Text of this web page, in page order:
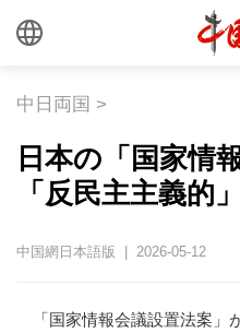
中日両国 >
日本の「国家情
「反民主主義的
中国網日本語版 | 2026-05-12
「国家情報会議設置法案